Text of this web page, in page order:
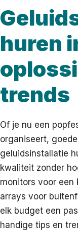
huren
trends
Of je nu een
organiseert,
geluidsinstallatie
kwaliteit zonder
monitors voor een
arrays voor
elk budget een
handige tips en